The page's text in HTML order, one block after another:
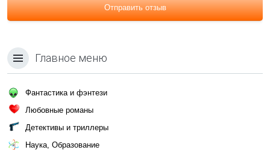
Отправить отзыв
Главное меню
Фантастика и фэнтези
Любовные романы
Детективы и триллеры
Наука, Образование